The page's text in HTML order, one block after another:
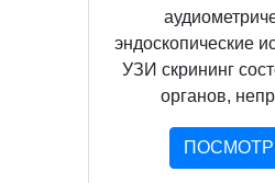
эндоскопические
УЗИ скрининг
органов,